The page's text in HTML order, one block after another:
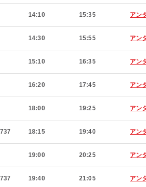
14:10 15:35 アン
14:30 15:55 アン
15:10 16:35 アン
16:20 17:45 アン
18:00 19:25 アン
18:15 19:40 アン
19:00 20:25 アン
19:40 21:05 アン